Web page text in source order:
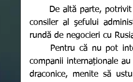
consiler al şefului
rundă de negocieri cu
companii internaționale
draconice, menite să